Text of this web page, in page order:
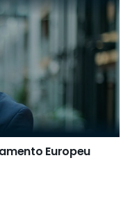
Europeu